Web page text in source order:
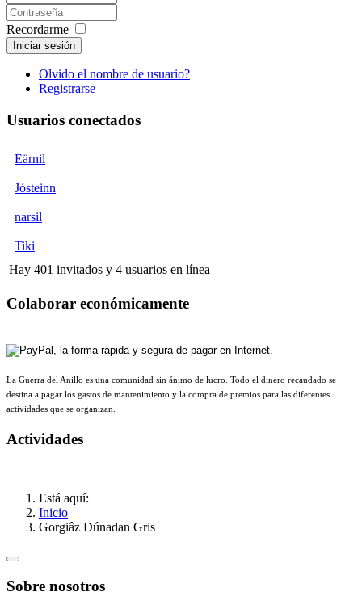
Recordarme
Iniciar sesión
Olvido el nombre de usuario?
Registrarse
Usuarios conectados
Eärnil
Jósteinn
narsil
Tiki
Hay 401 invitados y 4 usuarios en línea
Colaborar económicamente
La Guerra del Anillo es una comunidad sin ánimo de lucro. Todo el dinero recaudado se
destina a pagar los gastos de mantenimiento y la compra de premios para las diferentes
actividades que se organizan.
Actividades
Está aquí:
Inicio
Gorgiâz Dúnadan Gris
Sobre nosotros